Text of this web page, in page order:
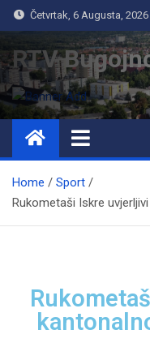
Četvrtak, 6 Augusta, 2026
RTV
Home
Sport
Rukometaši Iskre